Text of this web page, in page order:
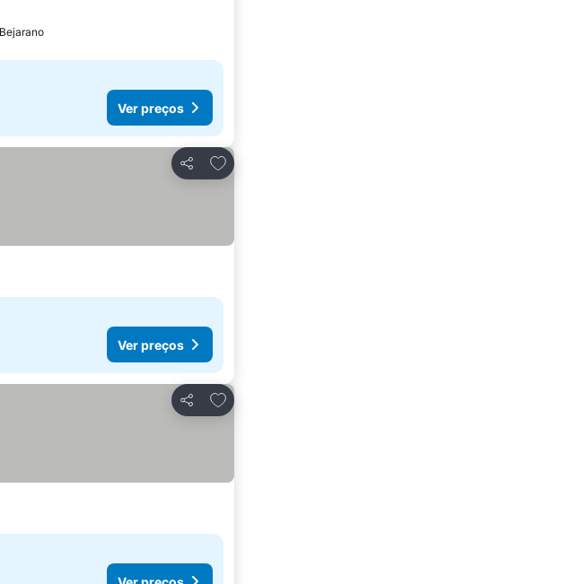
Ver preços
Partilhar
Adicionar aos favoritos
Ver preços
Partilhar
Adicionar aos favoritos